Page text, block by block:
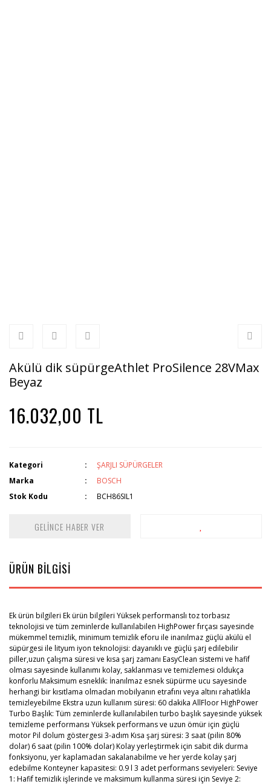
Akülü dik süpürgeAthlet ProSilence 28VMax
Beyaz
16.032,00 TL
Kategori
ŞARJLI SÜPÜRGELER
Marka
BOSCH
Stok Kodu
BCH86SIL1
GELİNCE HABER VER
ÜRÜN BİLGİSİ
Ek ürün bilgileri Ek ürün bilgileri Yüksek performanslı toz torbasız
teknolojisi ve tüm zeminlerde kullanılabilen HighPower fırçası sayesinde
mükemmel temizlik, minimum temizlik eforu ile inanılmaz güçlü akülü el
süpürgesi ile lityum iyon teknolojisi: dayanıklı ve güçlü şarj edilebilir
piller,uzun çalışma süresi ve kısa şarj zamanı EasyClean sistemi ve hafif
olması sayesinde kullanımı kolay, saklanması ve temizlemesi oldukça
konforlu Maksimum esneklik: İnanılmaz esnek süpürme ucu sayesinde
herhangi bir kısıtlama olmadan mobilyanın etrafını veya altını rahatlıkla
temizleyebilme Ekstra uzun kullanım süresi: 60 dakika AllFloor HighPower
Turbo Başlık: Tüm zeminlerde kullanılabilen turbo başlık sayesinde yüksek
temizleme performansı Yüksek performans ve uzun ömür için güçlü
motor Pil dolum göstergesi 3-adım Kısa şarj süresi: 3 saat (pilin 80%
dolar) 6 saat (pilin 100% dolar) Kolay yerleştirmek için sabit dik durma
fonksiyonu, yer kaplamadan sakalanabilme ve her yerde kolay şarj
edebilme Konteyner kapasitesi: 0.9 l 3 adet performans seviyeleri: Seviye
1: Hafif temizlik işlerinde ve maksimum kullanma süresi için Seviye 2: